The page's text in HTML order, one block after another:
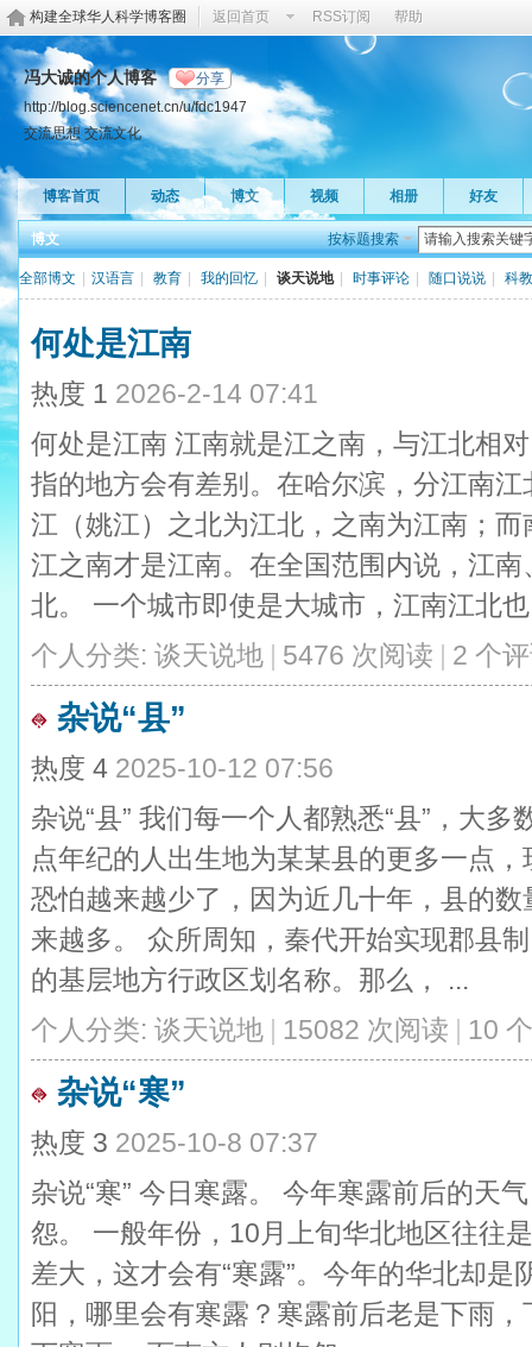
构建全球华人科学博客圈 返回首页 RSS订阅 帮助
冯大诚的个人博客 分享
http://blog.sciencenet.cn/u/fdc1947
交流思想 交流文化
博客首页 动态 博文 视频 相册 好友
博文 按标题搜索
全部博文 汉语言 教育 我的回忆 谈天说地 时事评论 随口说说 科
何处是江南
热度 1 2026-2-14 07:41
何处是江南 江南就是江之南，与江北相
指的地方会有差别。在哈尔滨，分江南
江（姚江）之北为江北，之南为江南；
江之南才是江南。在全国范围内说，江
北。 一个城市即使是大城市，江南江北
个人分类: 谈天说地 | 5476 次阅读 | 2 个
杂说“县”
热度 4 2025-10-12 07:56
杂说“县” 我们每一个人都熟悉“县”，大
点年纪的人出生地为某某县的更多一点
恐怕越来越少了，因为近几十年，县的
来越多。 众所周知，秦代开始实现郡县
的基层地方行政区划名称。那么， ...
个人分类: 谈天说地 | 15082 次阅读 | 10
杂说“寒”
热度 3 2025-10-8 07:37
杂说“寒” 今日寒露。 今年寒露前后的天
怨。 一般年份，10月上旬华北地区往往
差大，这才会有“寒露”。今年的华北却
阳，哪里会有寒露？寒露前后老是下雨，